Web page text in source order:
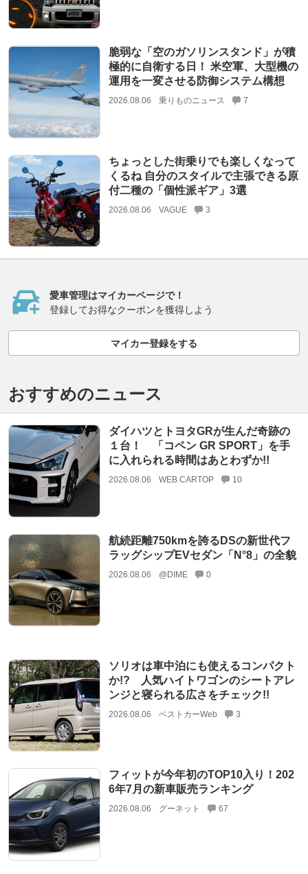
脆弱な「空のガソリンスタンド」が積
極的に自衛する日！ 米空軍、大型機の
運用を一変させる防御システム構想
2026.08.06 乗りものニュース 7
ちょっとした街乗りでも楽しくなって
くるね 自分のスタイルで主張できる原
付二種の「個性派ギア」3選
2026.08.06 VAGUE 3
愛車管理はマイカーページで！
登録してお得なクーポンを獲得しよう
マイカー登録をする
おすすめのニュース
ダイハツとトヨタGRが生んだ奇跡の
１台！ 「コペン GR SPORT」を手
に入れられる時間はあとわずか!!
2026.08.06 WEB CARTOP 10
航続距離750kmを誇るDSの新世代フ
ラッグシップEVセダン「N°8」の全貌
2026.08.06 @DIME 0
ソリオは車中泊にも使えるコンパクト
か!? 人気ハイトワゴンのシートアレ
ンジと寝られる広さをチェック!!
2026.08.06 ベストカーWeb 3
フィットが今年初のTOP10入り！202
6年7月の新車販売ランキング
2026.08.06 グーネット 67